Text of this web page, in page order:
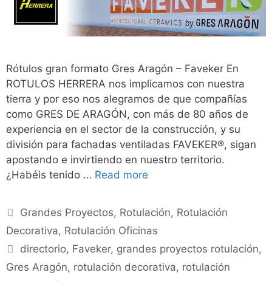
Rótulos gran formato Gres Aragón – Faveker En
ROTULOS HERRERA nos implicamos con nuestra
tierra y por eso nos alegramos de que compañías
como GRES DE ARAGÓN, con más de 80 años de
experiencia en el sector de la construcción, y su
división para fachadas ventiladas FAVEKER®, sigan
apostando e invirtiendo en nuestro territorio.
¿Habéis tenido … Read more
Grandes Proyectos, Rotulación, Rotulación
Decorativa, Rotulación Oficinas
directorio, Faveker, grandes proyectos rotulación,
Gres Aragón, rotulación decorativa, rotulación